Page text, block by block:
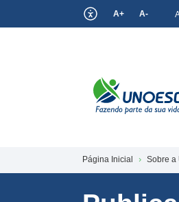
A+ A-
Página Inicial Sobre a